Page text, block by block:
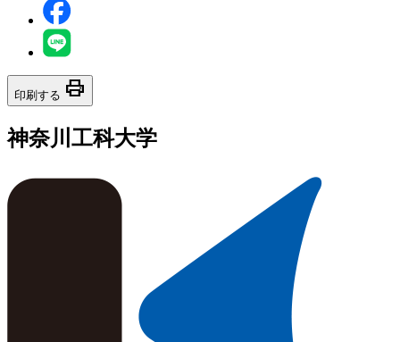
印刷する print
神奈川工科大学